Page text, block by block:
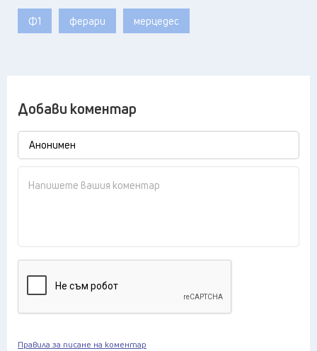
Ф1 ферари мерцедес
Добави коментар
Правила за писане на коментар